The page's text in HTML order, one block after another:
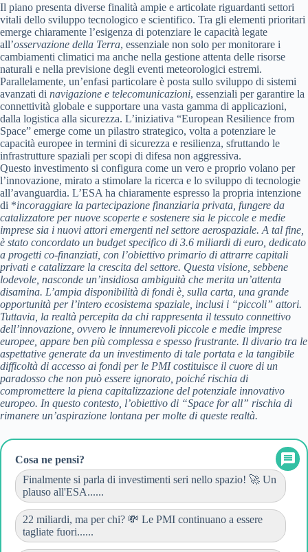
Il piano presenta diverse finalità ampie e articolate riguardanti settori
vitali dello sviluppo tecnologico e scientifico. Tra gli elementi prioritari
emerge chiaramente l’esigenza di potenziare le capacità legate
all’osservazione della Terra, essenziale non solo per monitorare i
cambiamenti climatici ma anche nella gestione attenta delle risorse
naturali e nella previsione degli eventi meteorologici estremi.
Parallelamente, un’enfasi particolare è posta sullo sviluppo di sistemi
avanzati di navigazione e telecomunicazioni, essenziali per garantire la
connettività globale e supportare una vasta gamma di applicazioni,
dalla logistica alla sicurezza. L’iniziativa “European Resilience from
Space” emerge come un pilastro strategico, volta a potenziare le
capacità europee in termini di sicurezza e resilienza, sfruttando le
infrastrutture spaziali per scopi di difesa non aggressiva.
Questo investimento si configura come un vero e proprio volano per
l’innovazione, mirato a stimolare la ricerca e lo sviluppo di tecnologie
all’avanguardia. L’ESA ha chiaramente espresso la propria intenzione
di *incoraggiare la partecipazione finanziaria privata, fungere da
catalizzatore per nuove scoperte e sostenere sia le piccole e medie
imprese sia i nuovi attori emergenti nel settore aerospaziale. A tal fine,
è stato concordato un budget specifico di 3.6 miliardi di euro, dedicato
a progetti co-finanziati, con l’obiettivo primario di attrarre capitali
privati e catalizzare la crescita del settore. Questa visione, sebbene
lodevole, nasconde un’insidiosa ambiguità che merita un’attenta
disamina. L’ampia disponibilità di fondi è, sulla carta, una grande
opportunità per l’intero ecosistema spaziale, inclusi i “piccoli” attori.
Tuttavia, la realtà percepita da chi rappresenta il tessuto connettivo
dell’innovazione, ovvero le innumerevoli piccole e medie imprese
europee, appare ben più complessa e spesso frustrante. Il divario tra le
aspettative generate da un investimento di tale portata e la tangibile
difficoltà di accesso ai fondi per le PMI costituisce il cuore di un
paradosso che non può essere ignorato, poiché rischia di
compromettere la piena capitalizzazione del potenziale innovativo
europeo. In questo contesto, l’obiettivo di “Space for all” rischia di
rimanere un’aspirazione lontana per molte di queste realtà.
Cosa ne pensi?
Finalmente si parla di investimenti seri nello spazio! 🚀 Un
plauso all'ESA......
22 miliardi, ma per chi? 💸 Le PMI continuano a essere
tagliate fuori......